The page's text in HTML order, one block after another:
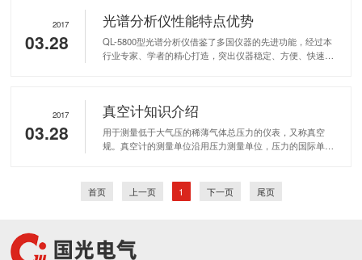
股份有限公司
88491611
的电流、电压、绝缘等情况是否符合要求，来决定真空接触
2017
03.28
光谱分析仪性能特点优势
QL-5800型光谱分析仪借鉴了多国仪器的先进功能，经过本
行业专家、学者的精心打造，突出仪器稳定、方便、快速、
场。
2017
03.28
真空计知识介绍
用于测量低于大气压的稀薄气体总压力的仪表，又称真空
规。真空计的测量单位沿用压力测量单位，压力的国际单位
首页 上一页 1 下一页 尾页